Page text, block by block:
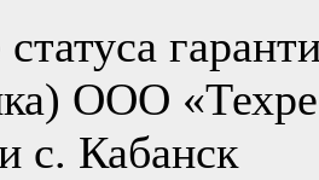
ООО
с. Кабанск